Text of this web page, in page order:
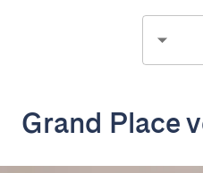
Grand Place